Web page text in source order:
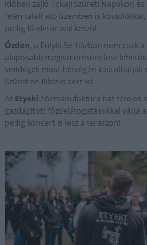
időben zajló Tokaji Szüreti Napokon
felén található üzemben is
pedig főzdetúrával készül.
Ózdon, a Bolyki Serházban nem csak
alaposabb megismerésére lesz
vendégek most hétvégén kóstolhatják
Szűretlen Ribizlis sört is!
Az Etyeki Sörmanufaktúra hat tételes
gazdagított főzdelátogatásokkal várja
pedig koncert is lesz a teraszon!